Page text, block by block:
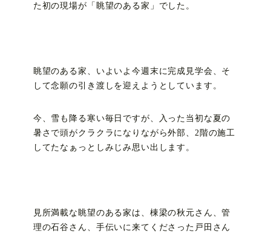
た初の現場が「眺望のある家」でした。
眺望のある家、いよいよ今週末に完成見学会、そ
して念願の引き渡しを迎えようとしています。
今、雪も降る寒い毎日ですが、入った当初な夏の
暑さで頭がクラクラになりながら外部、2階の施工
してたなぁっとしみじみ思い出します。
見所満載な眺望のある家は、棟梁の秋元さん、管
理の石谷さん、手伝いに来てくださった戸田さん